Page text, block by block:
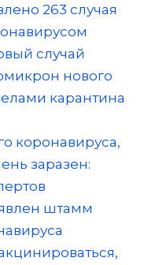
263 случая
случай
нового
карантина
коронавируса,
заразен:
штамм